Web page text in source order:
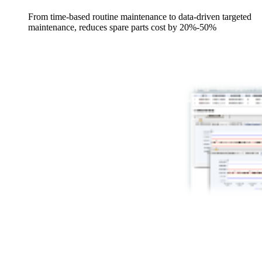
From time-based routine maintenance to data-driven targeted
maintenance, reduces spare parts cost by 20%-50%